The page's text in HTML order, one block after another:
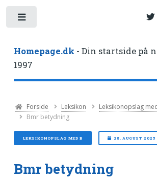
Homepage.dk - Din startside på
1997
Forside Leksikon
Leksikonopslag
Bmr betydning
LEKSIKONOPSLAG MED B 28. AUGUST 2025
Bmr betydning